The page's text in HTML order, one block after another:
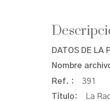
DATOS DE LA
Nombre
Ref. : 391
Título:
La